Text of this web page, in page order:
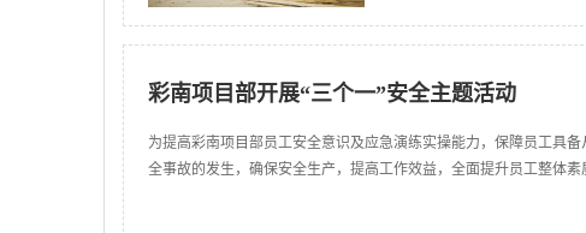
彩南项目部开展“三个一”安全主题活动
为提高彩南项目部员工安全意识及应急演练实操能力，保障员工具
全事故的发生，确保安全生产，提高工作效益，全面提升员工整体素